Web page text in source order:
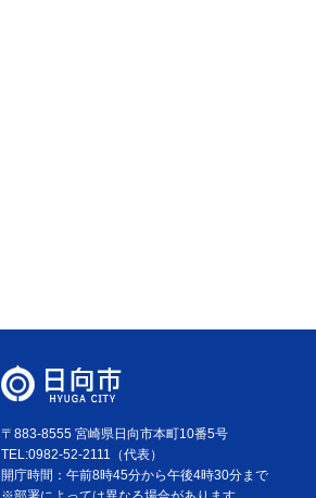
〒883-8555 宮崎県日向市本町10番5号
TEL:0982-52-2111（代表）
開庁時間：午前8時45分から午後4時30分まで